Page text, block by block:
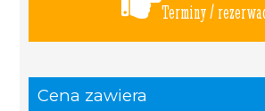
Terminy /
Cena zawiera